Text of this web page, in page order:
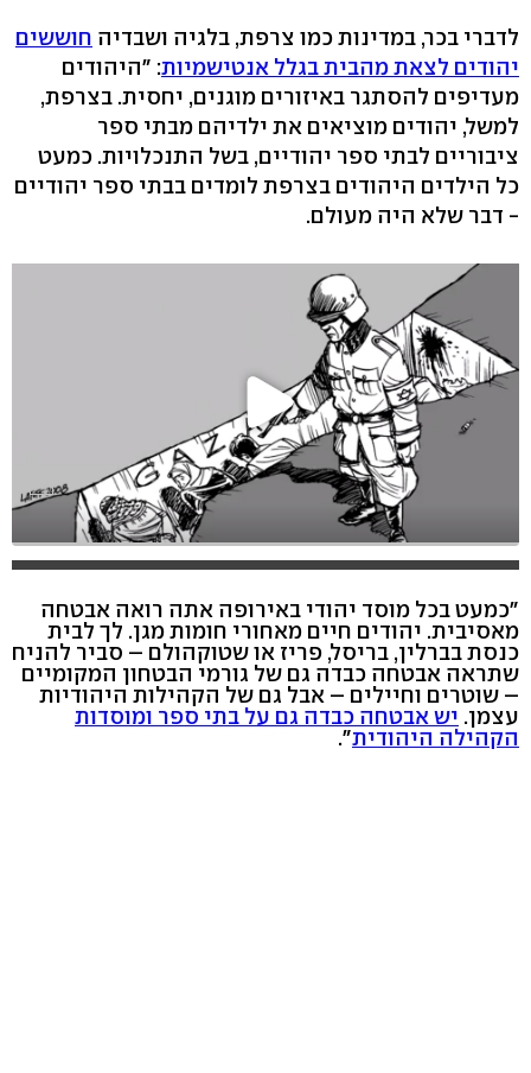
לדברי בכר, במדינות כמו צרפת, בלגיה ושבדיה חוששים
יהודים לצאת מהבית בגלל אנטישמיות: "היהודים
מעדיפים להסתגר באיזורים מוגנים, יחסית. בצרפת,
למשל, יהודים מוציאים את ילדיהם מבתי ספר
ציבוריים לבתי ספר יהודיים, בשל התנכלויות. כמעט
כל הילדים היהודים בצרפת לומדים בבתי ספר יהודיים
- דבר שלא היה מעולם.
"כמעט בכל מוסד יהודי באירופה אתה רואה אבטחה
מאסיבית. יהודים חיים מאחורי חומות מגן. לך לבית
כנסת בברלין, בריסל, פריז או שטוקהולם – סביר להניח
שתראה אבטחה כבדה גם של גורמי הבטחון המקומיים
– שוטרים וחיילים – אבל גם של הקהילות היהודיות
עצמן. יש אבטחה כבדה גם על בתי ספר ומוסדות
הקהילה היהודית".